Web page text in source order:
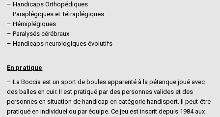
– Handicaps Orthopédiques
– Paraplégiques et Tétraplégiques
– Hémiplégiques
– Paralysés cérébraux
– Handicaps neurologiques évolutifs
En pratique
– La Boccia est un sport de boules apparenté à la pétanque joué avec
des balles en cuir. Il est pratiqué par des personnes valides et des
personnes en situation de handicap en catégorie handisport. Il peut-être
pratiqué en individuel ou par équipe. Ce jeu est inscrit depuis 1984 aux